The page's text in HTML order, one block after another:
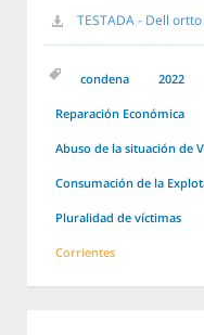
TESTADA - Dell
condena 2022
Reparación Económica
Abuso de la situación de
Consumación de la
Pluralidad de víctimas
Corrientes